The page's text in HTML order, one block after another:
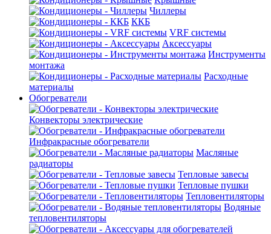
Чиллеры
ККБ
VRF системы
Аксессуары
Инструменты
монтажа
Расходные
материалы
Обогреватели
Конвекторы электрические
Инфракрасные обогреватели
Масляные
радиаторы
Тепловые завесы
Тепловые пушки
Тепловентиляторы
Водяные
тепловентиляторы